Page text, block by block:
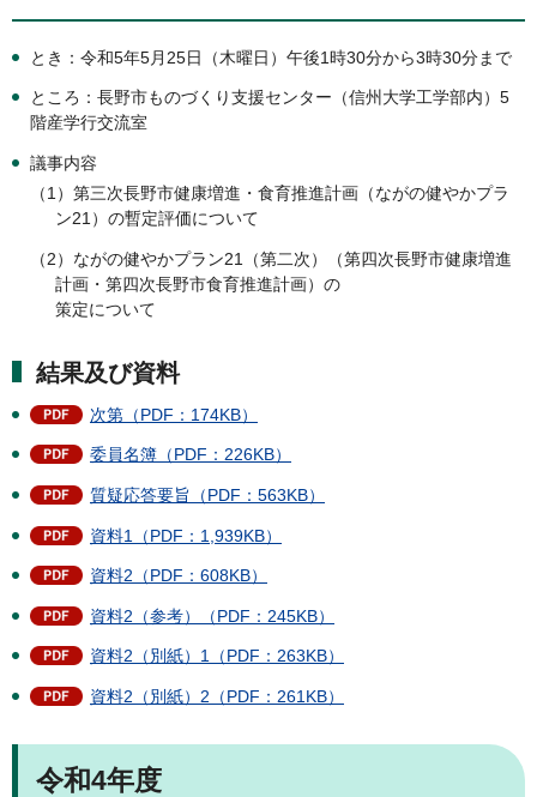
とき：令和5年5月25日（木曜日）午後1時30分から3時30分まで
ところ：長野市ものづくり支援センター（信州大学工学部内）5
階産学行交流室
議事内容
（1）第三次長野市健康増進・食育推進計画（ながの健やかプラ
ン21）の暫定評価について
（2）ながの健やかプラン21（第二次）（第四次長野市健康増進
計画・第四次長野市食育推進計画）の
策定について
結果及び資料
次第（PDF：174KB）
委員名簿（PDF：226KB）
質疑応答要旨（PDF：563KB）
資料1（PDF：1,939KB）
資料2（PDF：608KB）
資料2（参考）（PDF：245KB）
資料2（別紙）1（PDF：263KB）
資料2（別紙）2（PDF：261KB）
令和4年度